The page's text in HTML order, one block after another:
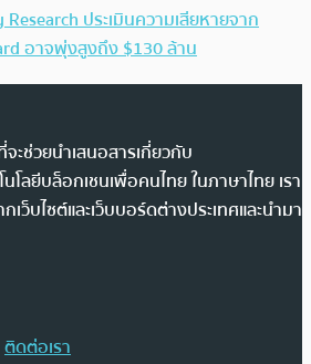
Research ประเมินความเสียหายจาก
อาจพุ่งสูงถึง $130 ล้าน
ะช่วยนำเสนอสารเกี่ยวกับ
โลยีบล็อกเชนเพื่อคนไทย ในภาษาไทย เรา
ว็บไซต์และเว็บบอร์ดต่างประเทศและนำมา
ติดต่อเรา